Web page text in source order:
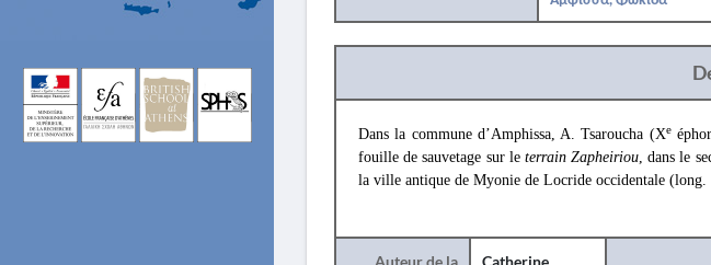
Dans la commune d’Amphissa, A. Tsaroucha (Xe
fouille de sauvetage sur le terrain Zapheiriou, dans le
la ville antique de Myonie de Locride occidentale
Auteur de la
Catherine